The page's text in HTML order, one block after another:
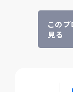
この
見る